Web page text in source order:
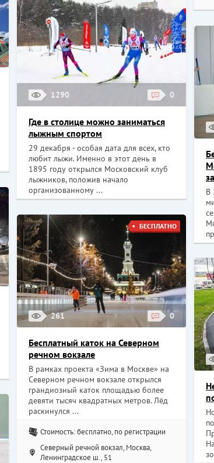
1290 0
Где в столице можно заниматься
лыжным спортом
29 декабря - особая дата для всех, кто
любит лыжи. Именно в этот день в
1895 году открылся Московский клуб
лыжников, положив начало
организованному ...
В
261 0
БЕСПЛАТНО
Бесплатный каток на Северном
речном вокзале
В рамках проекта «Зима в Москве» на
Северном речном вокзале открылся
грандиозный каток площадью более
девяти тысяч квадратных метров. Лёд
раскинулся ...
Стоимость: бесплатно, по регистрации
Северный речной вокзал, Москва,
Ленинградское ш., 51